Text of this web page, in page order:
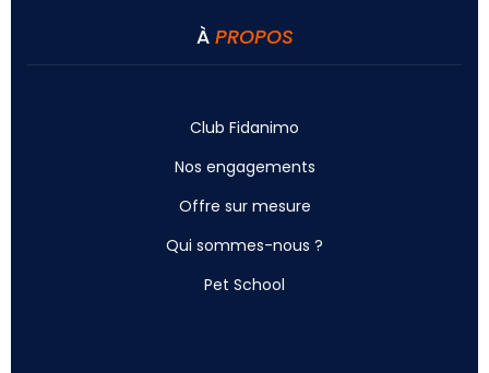
À PROPOS
Club Fidanimo
Nos engagements
Offre sur mesure
Qui sommes-nous ?
Pet School